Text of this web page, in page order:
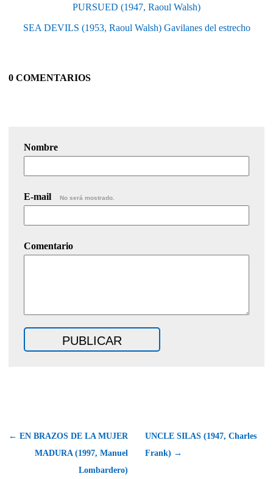
PURSUED (1947, Raoul Walsh)
SEA DEVILS (1953, Raoul Walsh) Gavilanes del estrecho
0 COMENTARIOS
Nombre
E-mail No será mostrado.
Comentario
← EN BRAZOS DE LA MUJER
MADURA (1997, Manuel
Lombardero)
UNCLE SILAS (1947, Charles
Frank) →